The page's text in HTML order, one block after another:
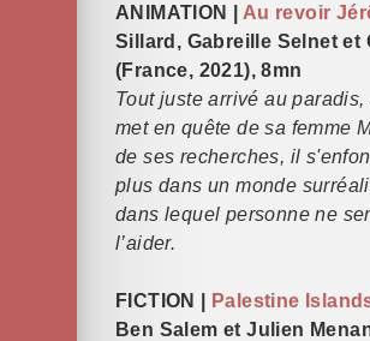
ANIMATION | Au revoir
Sillard, Gabreille Selnet et
(France, 2021), 8mn
Tout juste arrivé au paradis,
met en quête de sa femme
de ses recherches, il
plus dans un monde
dans lequel personne ne
l’aider.
FICTION | Palestine
Ben Salem et Julien